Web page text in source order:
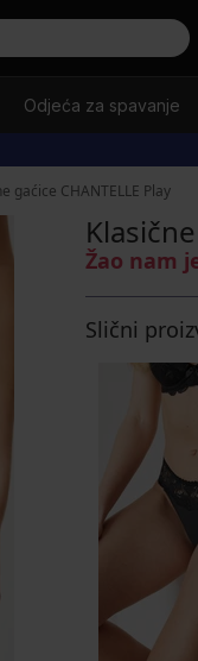
Odjeća za spavanje
gaćice CHANTELLE Play
Žao nam
Slični